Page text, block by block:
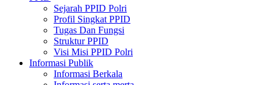
Sejarah PPID Polri
Profil Singkat PPID
Tugas Dan Fungsi
Struktur PPID
Visi Misi PPID Polri
Informasi Publik
Informasi Berkala